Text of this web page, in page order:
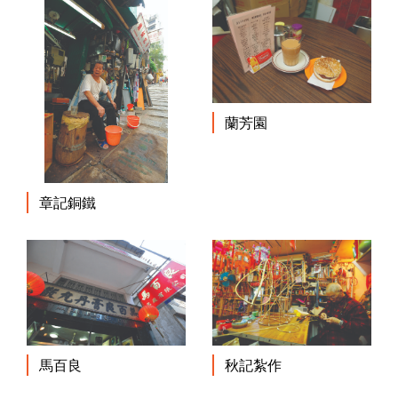
章記銅鐵
蘭芳園
馬百良 秋記紮作